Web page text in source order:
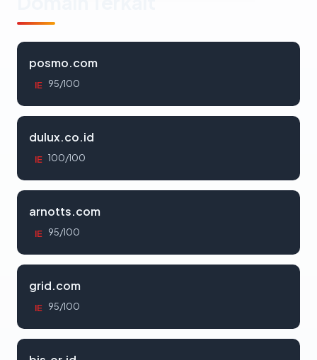
posmo.com
IE 95/100
dulux.co.id
IE 100/100
arnotts.com
IE 95/100
grid.com
IE 95/100